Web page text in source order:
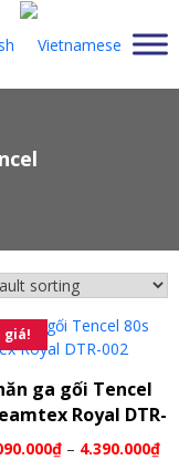
giá!
ga gối Tencel
Royal DTR-
002
₫ – 4.390.000₫